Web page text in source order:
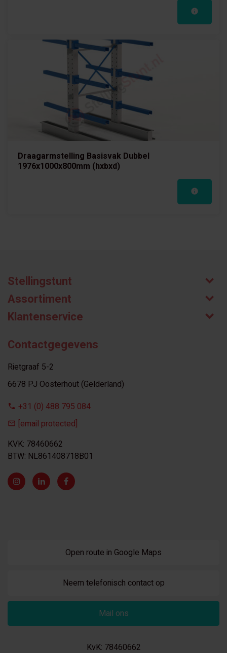
Draagarmstelling Basisvak Dubbel
1976x1000x800mm (hxbxd)
Stellingstunt
Assortiment
Klantenservice
Contactgegevens
Rietgraaf 5-2
6678 PJ Oosterhout (Gelderland)
+31 (0) 488 795 084
[email protected]
KVK: 78460662
BTW: NL861408718B01
Open route in Google Maps
Neem telefonisch contact op
Mail ons
KvK: 78460662